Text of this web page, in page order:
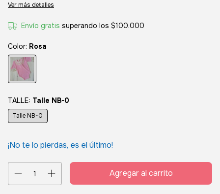
Ver más detalles
Envío gratis superando los $100.000
Color: Rosa
TALLE: Talle NB-0
Talle NB-0
¡No te lo pierdas, es el último!